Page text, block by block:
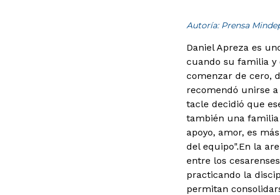
Autoría: Prensa
Daniel Apreza es
cuando su familia y
comenzar de cero,
recomendó unirse
tacle decidió que
también una familia
apoyo, amor, es
del equipo".En la
entre los
practicando la
permitan